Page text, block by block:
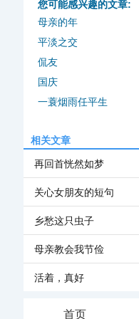
您可能感兴趣的文章:
母亲的年
平淡之交
侃友
国庆
一蓑烟雨任平生
相关文章
再回首恍然如梦
关心女朋友的短句
乡愁这只虫子
母亲教会我节俭
活着，真好
首页